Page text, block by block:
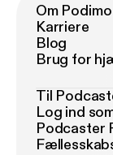
Om Podimo
Karriere
Blog
Brug for
Til
Log ind
Podcaster